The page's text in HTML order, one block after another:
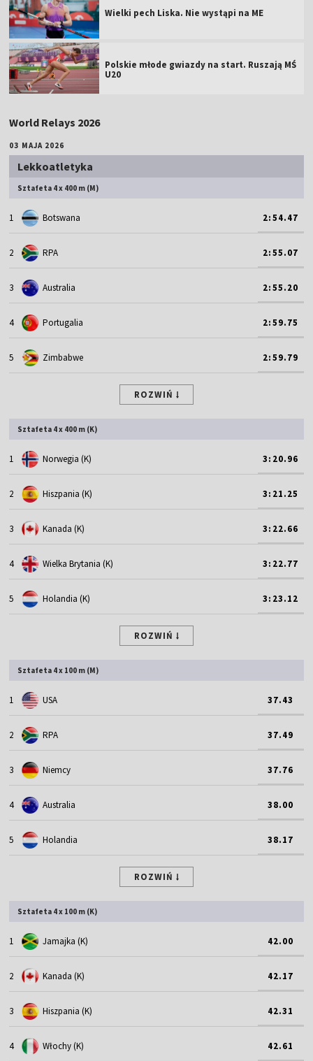
Wielki pech Liska. Nie wystąpi na ME
Polskie młode gwiazdy na start. Ruszają MŚ
U20
World Relays 2026
03 MAJA 2026
Lekkoatletyka
Sztafeta 4 x 400 m (M)
1 Botswana 2:54.47
2 RPA 2:55.07
3 Australia 2:55.20
4 Portugalia 2:59.75
5 Zimbabwe 2:59.79
ROZWIŃ
Sztafeta 4 x 400 m (K)
1 Norwegia (K) 3:20.96
2 Hiszpania (K) 3:21.25
3 Kanada (K) 3:22.66
4 Wielka Brytania (K) 3:22.77
5 Holandia (K) 3:23.12
ROZWIŃ
Sztafeta 4 x 100 m (M)
1 USA 37.43
2 RPA 37.49
3 Niemcy 37.76
4 Australia 38.00
5 Holandia 38.17
ROZWIŃ
Sztafeta 4 x 100 m (K)
1 Jamajka (K) 42.00
2 Kanada (K) 42.17
3 Hiszpania (K) 42.31
4 Włochy (K) 42.61